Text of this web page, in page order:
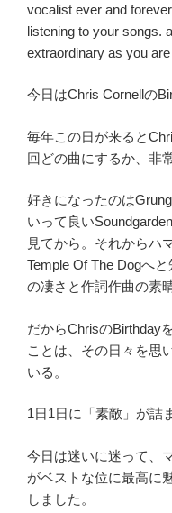
vocalist ever and
listening to your songs.
extraordinary as you
今日はChris Cornellの
毎年この日が来ると
回どの曲にするか、非
好きになったのは
いって良い
見てから。それからハ
Temple Of The Dogへ
の凄さと作詞作曲の素
だからChrisのBirthday
ことは、その日々を思
いる。
1日1日に「素敵」が詰
今日は迷いに迷って、
がベストな位に最高に
しました。